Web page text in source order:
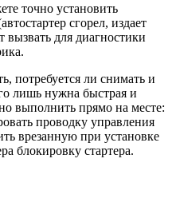
точно установить
сгорел, издает
для диагностики
потребуется ли снимать и
лишь нужна быстрая и
выполнить прямо на месте:
проводку управления
врезанную при установке
блокировку стартера.